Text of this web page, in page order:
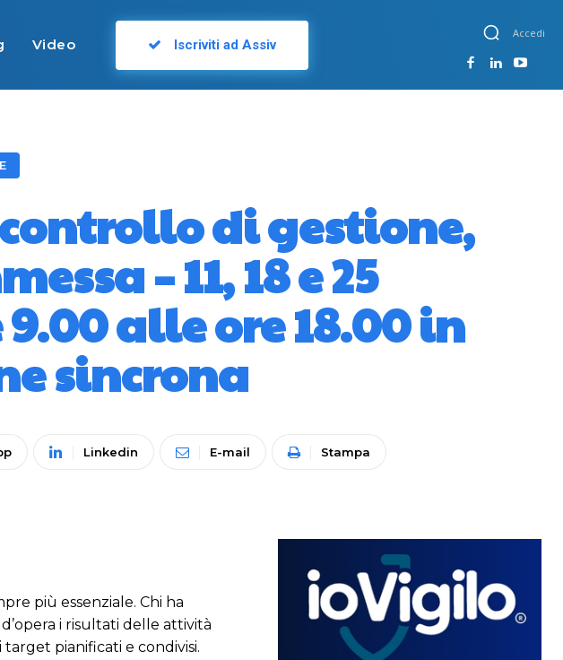
Video Iscriviti ad Assiv
Accedi
controllo di gestione,
– 11, 18 e 25
alle ore 18.00 in
sincrona
Linkedin E-mail Stampa
più essenziale. Chi ha
i risultati delle attività
pianificati e condivisi.